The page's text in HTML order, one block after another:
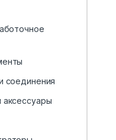
соединения